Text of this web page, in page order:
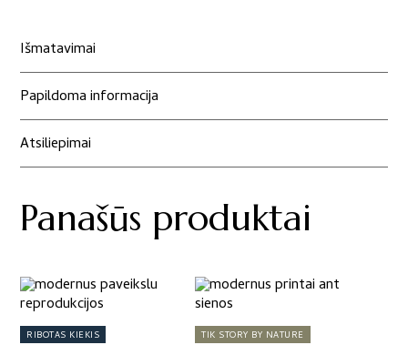
Išmatavimai
Papildoma informacija
Atsiliepimai
Panašūs produktai
RIBOTAS KIEKIS
TIK STORY BY NATURE